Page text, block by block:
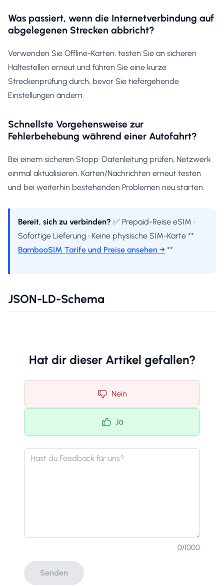
Was passiert, wenn die Internetverbindung auf
abgelegenen Strecken abbricht?
Verwenden Sie Offline-Karten, testen Sie an sicheren
Haltestellen erneut und führen Sie eine kurze
Streckenprüfung durch, bevor Sie tiefergehende
Einstellungen ändern.
Schnellste Vorgehensweise zur
Fehlerbehebung während einer Autofahrt?
Bei einem sicheren Stopp: Datenleitung prüfen, Netzwerk
einmal aktualisieren, Karten/Nachrichten erneut testen
und bei weiterhin bestehenden Problemen neu starten.
Bereit, sich zu verbinden? ✅ Prepaid-Reise eSIM •
Sofortige Lieferung • Keine physische SIM-Karte **
BambooSIM Tarife und Preise ansehen → **
JSON-LD-Schema
Hat dir dieser Artikel gefallen?
Nein
Ja
0/1000
Senden